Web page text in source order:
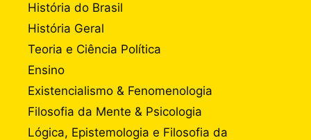
História do Brasil
História Geral
Teoria e Ciência Política
Ensino
Existencialismo & Fenomenologia
Filosofia da Mente & Psicologia
Lógica, Epistemologia e Filosofia da